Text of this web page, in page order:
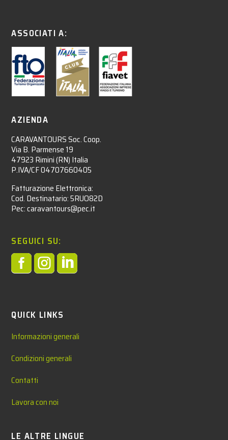
ASSOCIATI A:
AZIENDA
CARAVANTOURS Soc. Coop.
Via B. Parmense 19
47923 Rimini (RN) Italia
P.IVA/CF 04707660405
Fatturazione Elettronica:
Cod. Destinatario: 5RUO82D
Pec: caravantours@pec.it
SEGUICI SU:

QUICK LINKS
Informazioni generali
Condizioni generali
Contatti
Lavora con noi
LE ALTRE LINGUE